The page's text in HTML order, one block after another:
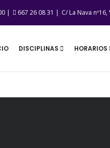
| 667 26 08 31 | C/ La Nava
DISCIPLINAS HORARIOS